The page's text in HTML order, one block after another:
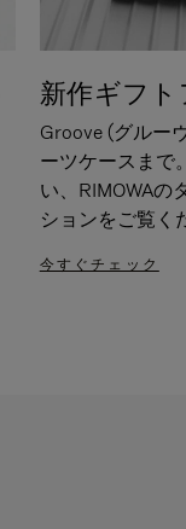
新作ギフ
Groove (グルー
ーツケースまで
い、RIMOWAの
ションをご覧く
今すぐチェック